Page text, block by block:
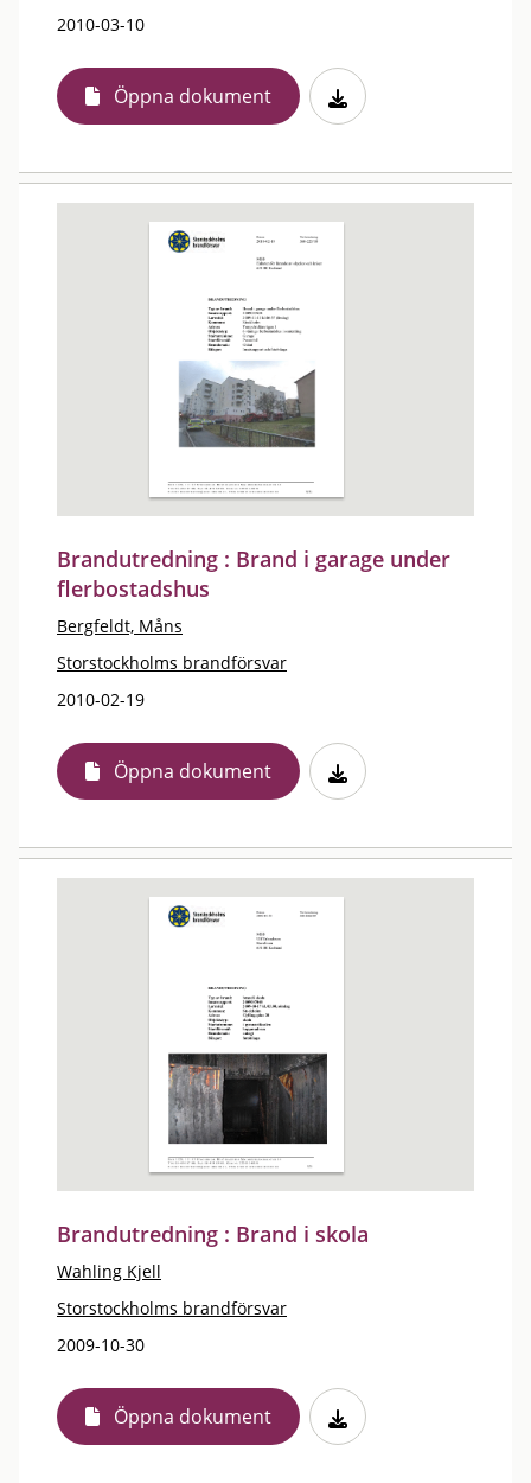
2010-03-10
Öppna dokument
Brandutredning : Brand i garage under
flerbostadshus
Bergfeldt, Måns
Storstockholms brandförsvar
2010-02-19
Öppna dokument
Brandutredning : Brand i skola
Wahling Kjell
Storstockholms brandförsvar
2009-10-30
Öppna dokument